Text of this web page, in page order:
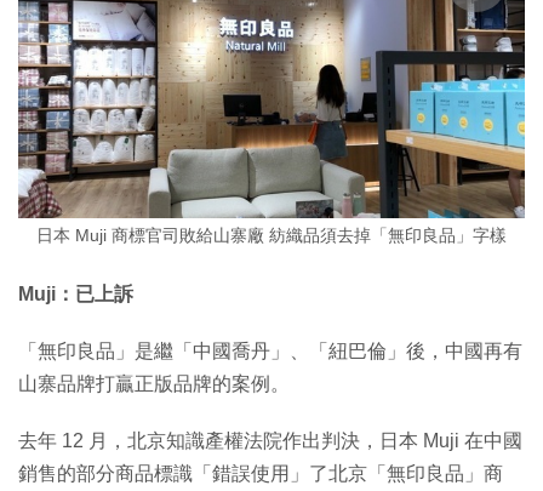
日本 Muji 商標官司敗給山寨廠 紡織品須去掉「無印良品」字樣
Muji：已上訴
「無印良品」是繼「中國喬丹」、「紐巴倫」後，中國再有
山寨品牌打贏正版品牌的案例。
去年 12 月，北京知識產權法院作出判決，日本 Muji 在中國
銷售的部分商品標識「錯誤使用」了北京「無印良品」商